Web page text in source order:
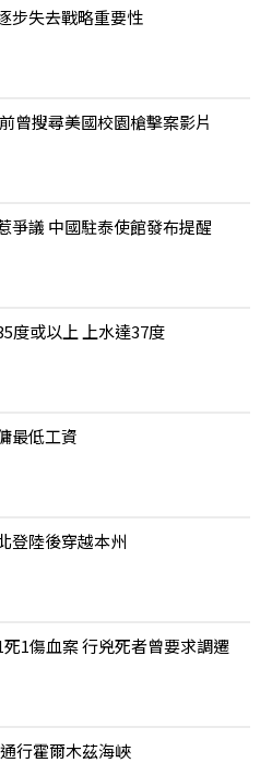
步失去戰略重要性
曾搜尋美國校園槍擊案影片
爭議 中國駐泰使館發布提醒
度或以上 上水達37度
最低工資
登陸後穿越本州
1傷血案 行兇死者曾要求調遷
行霍爾木茲海峽